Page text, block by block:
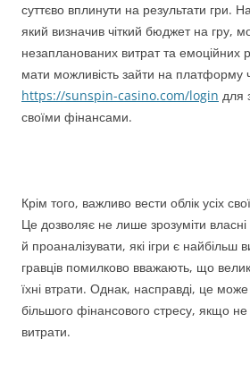
суттєво вплинути на результати гри.
який визначив чіткий бюджет на гру,
незапланованих витрат та емоційних
мати можливість зайти на платформу
https://sunspin-casino.com/login для
своїми фінансами.
Крім того, важливо вести облік усіх
Це дозволяє не лише зрозуміти
й проаналізувати, які ігри є найбільш
гравців помилково вважають, що
їхні втрати. Однак, насправді, це
більшого фінансового стресу, якщо
витрати.